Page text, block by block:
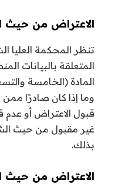
الاعتراض من حيث
تنظر المحكمة العليا
المادة (الخامسة
وما إذا كان صادرًا
قبول الاعتراض أو عدم
غير مقبول من حيث
بذلك.
الاعتراض من حيث